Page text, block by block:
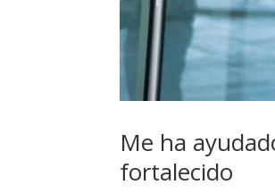
Me ha
fortalecido